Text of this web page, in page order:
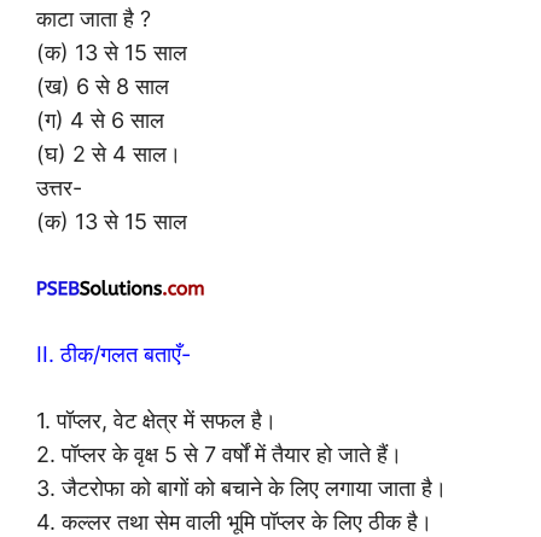
काटा जाता है ?
(क) 13 से 15 साल
(ख) 6 से 8 साल
(ग) 4 से 6 साल
(घ) 2 से 4 साल।
उत्तर-
(क) 13 से 15 साल
II. ठीक/गलत बताएँ-
1. पॉप्लर, वेट क्षेत्र में सफल है।
2. पॉप्लर के वृक्ष 5 से 7 वर्षों में तैयार हो जाते हैं।
3. जैटरोफा को बागों को बचाने के लिए लगाया जाता है।
4. कल्लर तथा सेम वाली भूमि पॉप्लर के लिए ठीक है।